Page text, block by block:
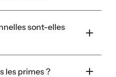
sont-elles
les primes ?